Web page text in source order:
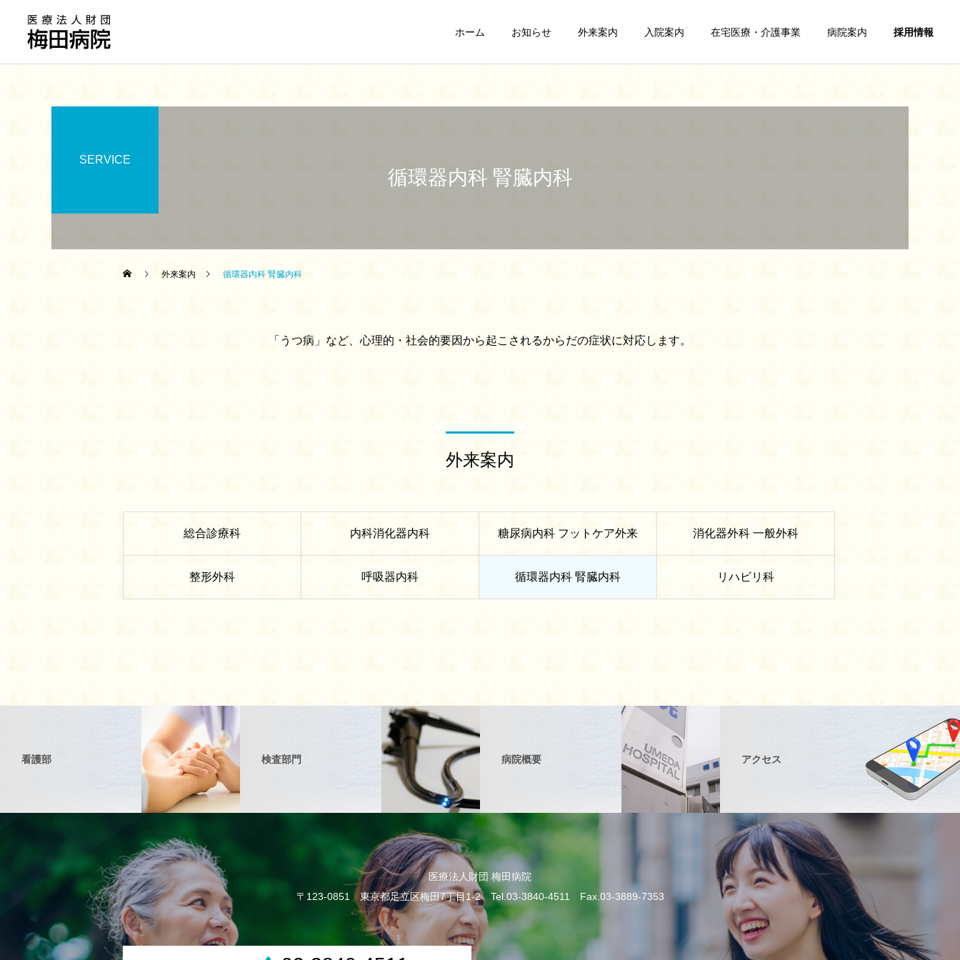
ホーム お知らせ 外来案内 入院案内 在宅医療・介護事業 病院案内 採用情報
循環器内科 腎臓内科
SERVICE
外来案内 循環器内科 腎臓内科
「うつ病」など、心理的・社会的要因から起こされるからだの症状に対応します。
外来案内
総合診療科 内科消化器内科 糖尿病内科 フットケア外来 消化器外科 一般外科
整形外科 呼吸器内科 循環器内科 腎臓内科 リハビリ科
看護部 検査部門 病院概要 アクセス
医療法人財団 梅田病院
〒123-0851 東京都足立区梅田7丁目1-2 Tel.03-3840-4511 Fax.03-3889-7353